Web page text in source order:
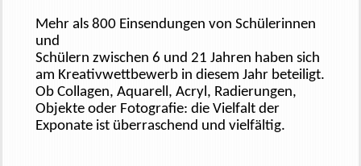
Mehr als 800 Einsendungen von Schülerinnen
und
Schülern zwischen 6 und 21 Jahren haben sich
am Kreativwettbewerb in diesem Jahr beteiligt.
Ob Collagen, Aquarell, Acryl, Radierungen,
Objekte oder Fotografie: die Vielfalt der
Exponate ist überraschend und vielfältig.